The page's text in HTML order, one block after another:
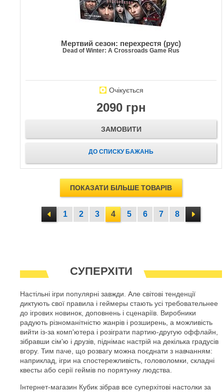
Мертвий сезон: перехрестя (рус)
Dead of Winter: A Crossroads Game Rus
Очікується
2090 грн
ЗАМОВИТИ
ДО СПИСКУ БАЖАНЬ
ПОКАЗАТИ БІЛЬШЕ ТОВАРІВ
1 2 3 4 5 6 7 8
СУПЕРХІТИ
Настільні ігри популярні завжди. Але світові тенденції
диктують свої правила і геймеры стають усі требовательнее
до ігрових новинок, доповнень і сценаріїв. Виробники
радують різноманітністю жанрів і розширень, а можливість
вийти із-за комп'ютера і розіграти партию-другую оффлайн,
зібравши сім'ю і друзів, піднімає настрій на декілька градусів
вгору. Тим паче, що розвагу можна поєднати з навчанням:
наприклад, ігри на спостережливість, головоломки, складні
квесты або серії геймів по порятунку людства.
Інтернет-магазин Кубик зібрав все суперхітові настолки за